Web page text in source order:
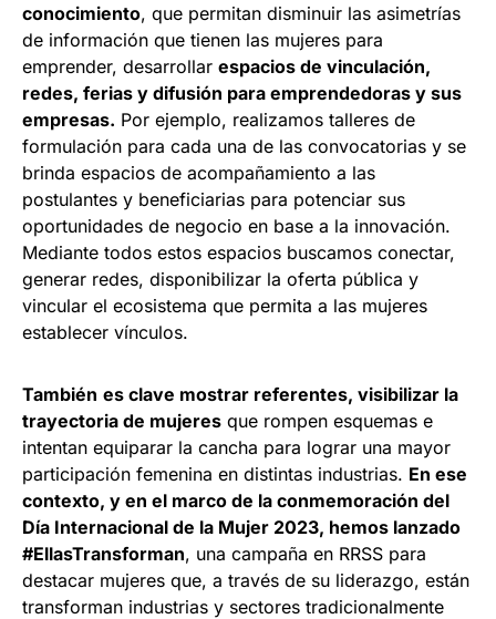
conocimiento, que permitan disminuir las asimetrías
de información que tienen las mujeres para
emprender, desarrollar espacios de vinculación,
redes, ferias y difusión para emprendedoras y sus
empresas. Por ejemplo, realizamos talleres de
formulación para cada una de las convocatorias y se
brinda espacios de acompañamiento a las
postulantes y beneficiarias para potenciar sus
oportunidades de negocio en base a la innovación.
Mediante todos estos espacios buscamos conectar,
generar redes, disponibilizar la oferta pública y
vincular el ecosistema que permita a las mujeres
establecer vínculos.
También es clave mostrar referentes, visibilizar la
trayectoria de mujeres que rompen esquemas e
intentan equiparar la cancha para lograr una mayor
participación femenina en distintas industrias. En ese
contexto, y en el marco de la conmemoración del
Día Internacional de la Mujer 2023, hemos lanzado
#EllasTransforman, una campaña en RRSS para
destacar mujeres que, a través de su liderazgo, están
transforman industrias y sectores tradicionalmente